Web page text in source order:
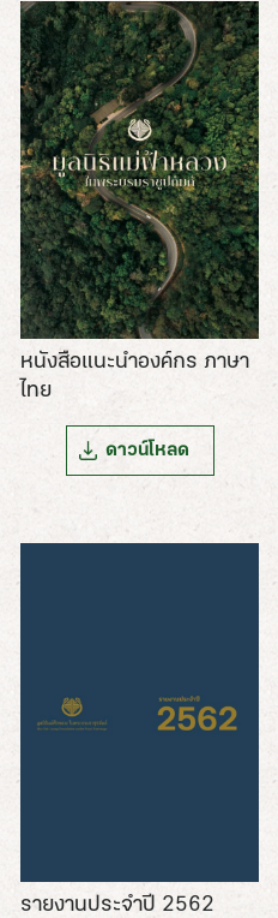
หนังสือแนะนำองค์กร ภาษา
ไทย
ดาวน์โหลด
รายงานประจำปี 2562